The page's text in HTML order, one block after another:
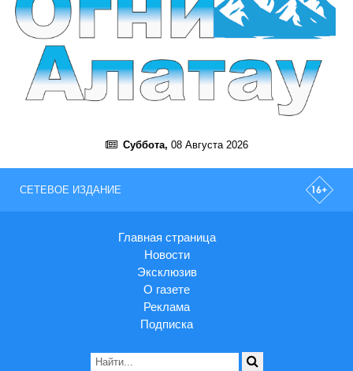
Суббота, 08 Августа 2026
СЕТЕВОЕ ИЗДАНИЕ
Главная страница
Новости
Эксклюзив
О газете
Реклама
Подписка